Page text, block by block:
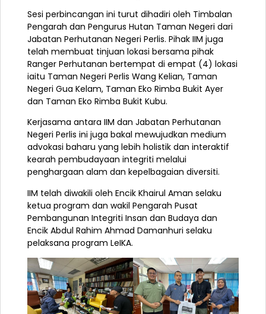
Sesi perbincangan ini turut dihadiri oleh Timbalan
Pengarah dan Pengurus Hutan Taman Negeri dari
Jabatan Perhutanan Negeri Perlis. Pihak IIM juga
telah membuat tinjuan lokasi bersama pihak
Ranger Perhutanan bertempat di empat (4) lokasi
iaitu Taman Negeri Perlis Wang Kelian, Taman
Negeri Gua Kelam, Taman Eko Rimba Bukit Ayer
dan Taman Eko Rimba Bukit Kubu.
Kerjasama antara IIM dan Jabatan Perhutanan
Negeri Perlis ini juga bakal mewujudkan medium
advokasi baharu yang lebih holistik dan interaktif
kearah pembudayaan integriti melalui
penghargaan alam dan kepelbagaian diversiti.
IIM telah diwakili oleh Encik Khairul Aman selaku
ketua program dan wakil Pengarah Pusat
Pembangunan Integriti Insan dan Budaya dan
Encik Abdul Rahim Ahmad Damanhuri selaku
pelaksana program LeIKA.